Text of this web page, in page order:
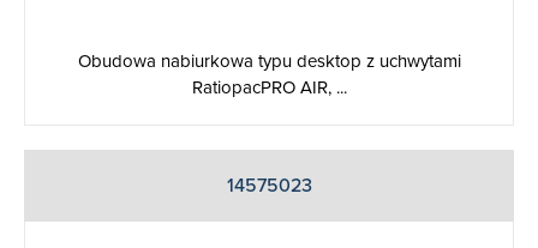
Obudowa nabiurkowa typu desktop z uchwytami
RatiopacPRO AIR, ...
14575023